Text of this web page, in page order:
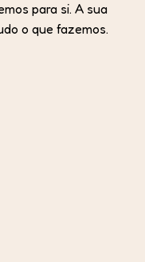
para si. A sua
o que fazemos.